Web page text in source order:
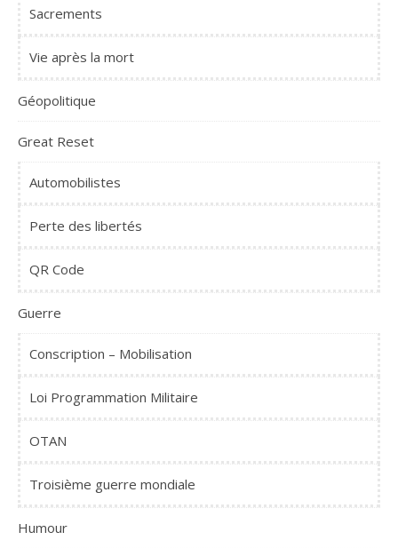
Sacrements
Vie après la mort
Géopolitique
Great Reset
Automobilistes
Perte des libertés
QR Code
Guerre
Conscription – Mobilisation
Loi Programmation Militaire
OTAN
Troisième guerre mondiale
Humour